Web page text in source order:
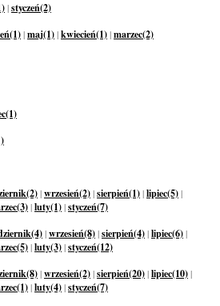
|styczeń(2)
|maj(1)|kwiecień(1)|marzec(2)
|wrzesień(2)|sierpień(1)|lipiec(5)|
|luty(1)|styczeń(7)
|wrzesień(8)|sierpień(4)|lipiec(6)|
|luty(3)|styczeń(12)
|wrzesień(2)|sierpień(20)|lipiec(10)|
|luty(4)|styczeń(7)